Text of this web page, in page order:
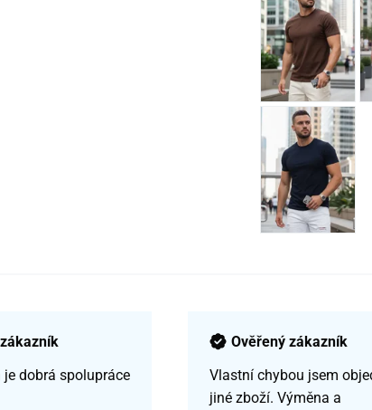
je dobrá spolupráce
Ověřený zákazník
Vlastní chybou jsem
jiné zboží. Výměna a